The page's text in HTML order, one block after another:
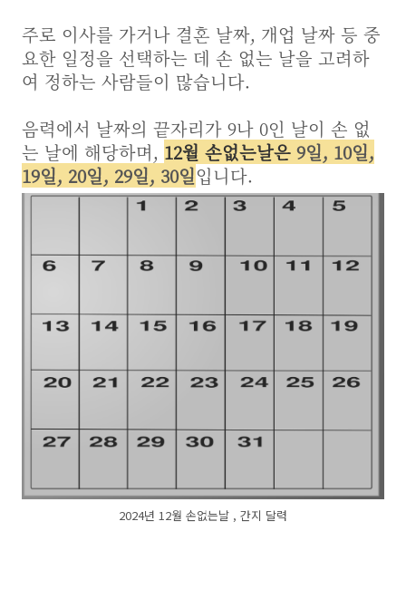
주로 이사를 가거나 결혼 날짜, 개업 날짜 등 중
요한 일정을 선택하는 데 손 없는 날을 고려하
여 정하는 사람들이 많습니다.
음력에서 날짜의 끝자리가 9나 0인 날이 손 없
는 날에 해당하며, 12월 손없는날은 9일, 10일,
19일, 20일, 29일, 30일입니다.
2024년 12월 손없는날 , 간지 달력